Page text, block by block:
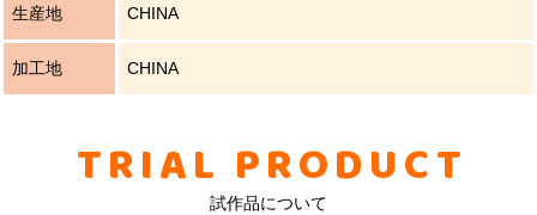
生産地 CHINA
加工地 CHINA
TRIAL PRODUCT
試作品について